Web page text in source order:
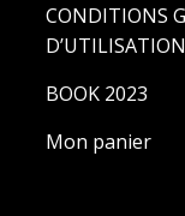
CONDITIONS
D’UTILISATION
BOOK 2023
Mon panier